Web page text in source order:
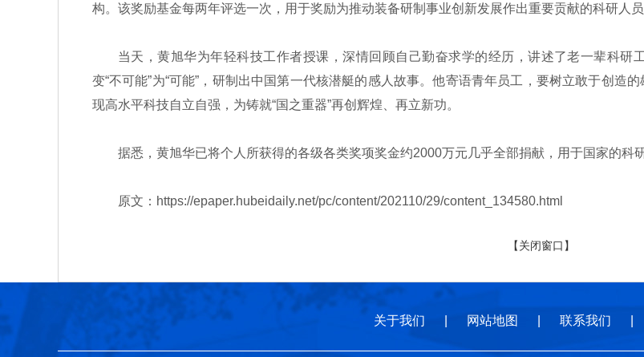
构。该奖励基金每两年评选一次，用于奖励为推动装备研制事业创新发展作出重要贡献的科研人员
当天，黄旭华为年轻科技工作者授课，深情回顾自己勤奋求学的经历，讲述了老一辈科研
变“不可能”为“可能”，研制出中国第一代核潜艇的感人故事。他寄语青年员工，要树立敢于创造
现高水平科技自立自强，为铸就“国之重器”再创辉煌、再立新功。
据悉，黄旭华已将个人所获得的各级各类奖项奖金约2000万元几乎全部捐献，用于国家的科研
原文：https://epaper.hubeidaily.net/pc/content/202110/29/content_134580.html
【关闭窗口】
关于我们 网站地图 联系我们